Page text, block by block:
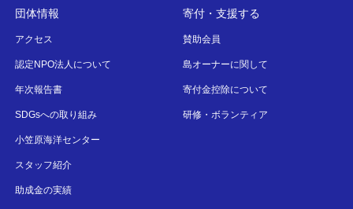
団体情報
アクセス
認定NPO法人について
年次報告書
SDGsへの取り組み
小笠原海洋センター
スタッフ紹介
助成金の実績
寄付・支援する
賛助会員
島オーナーに関して
寄付金控除について
研修・ボランティア